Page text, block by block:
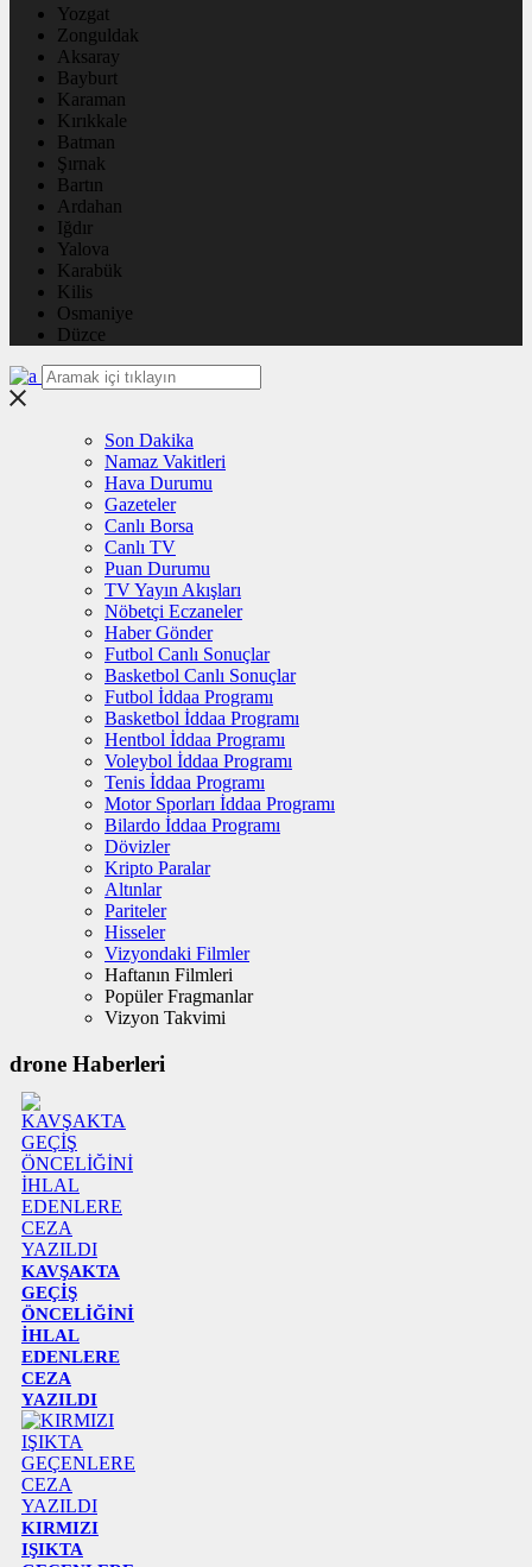
Yozgat
Zonguldak
Aksaray
Bayburt
Karaman
Kırıkkale
Batman
Şırnak
Bartın
Ardahan
Iğdır
Yalova
Karabük
Kilis
Osmaniye
Düzce
Son Dakika
Namaz Vakitleri
Hava Durumu
Gazeteler
Canlı Borsa
Canlı TV
Puan Durumu
TV Yayın Akışları
Nöbetçi Eczaneler
Haber Gönder
Futbol Canlı Sonuçlar
Basketbol Canlı Sonuçlar
Futbol İddaa Programı
Basketbol İddaa Programı
Hentbol İddaa Programı
Voleybol İddaa Programı
Tenis İddaa Programı
Motor Sporları İddaa Programı
Bilardo İddaa Programı
Dövizler
Kripto Paralar
Altınlar
Pariteler
Hisseler
Vizyondaki Filmler
Haftanın Filmleri
Popüler Fragmanlar
Vizyon Takvimi
drone Haberleri
KAVŞAKTA
GEÇİŞ
ÖNCELİĞİNİ
İHLAL
EDENLERE
CEZA
YAZILDI
KIRMIZI
IŞIKTA